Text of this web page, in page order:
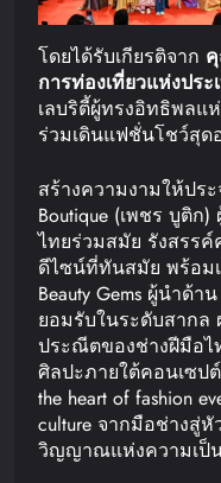
โดยได้รับเกียรติจาก
การท่องเที่ยวแห่งประ
เลบริตี้ผู้ทรงอิทธิพลแ
ร่วมเดินแฟชั่นโชว์สุด
สร้างความงามให้ปร
Boutique (เพชร บูติ
ไทยร่วมสมัย รังสรร
ดีไซน์ที่ทันสมัย พร้อมเ
Beauty Gems ผู้นำด้า
ยอมรับในระดับสากล
ประณีตของช่างฝีมือไ
ศิลปะภายใต้คอนเซปต์
the heart of fashion
culture จากมือช่างสู่
วิญญาณแห่งความเป็